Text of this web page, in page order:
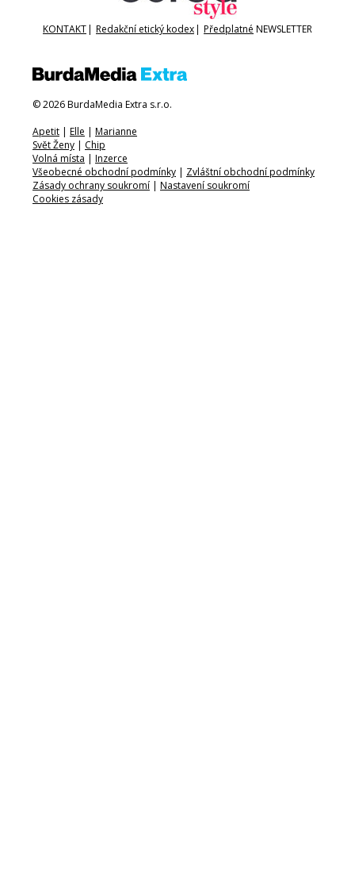
KONTAKT| Redakční etický kodex| Předplatné NEWSLETTER
© 2026 BurdaMedia Extra s.r.o.
Apetit | Elle | Marianne
Svět Ženy | Chip
Volná místa | Inzerce
Všeobecné obchodní podmínky | Zvláštní obchodní podmínky
Zásady ochrany soukromí | Nastavení soukromí
Cookies zásady